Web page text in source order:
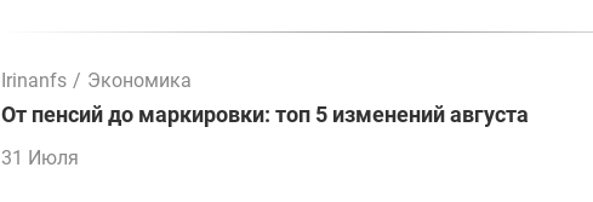
Irinanfs / Экономика
От пенсий до маркировки: топ 5 изменений августа
31 Июля